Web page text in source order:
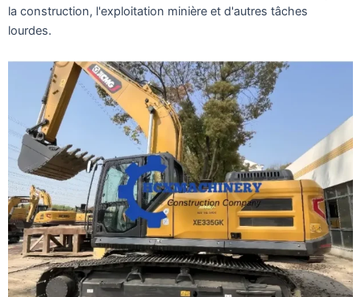
la construction, l'exploitation minière et d'autres tâches
lourdes.